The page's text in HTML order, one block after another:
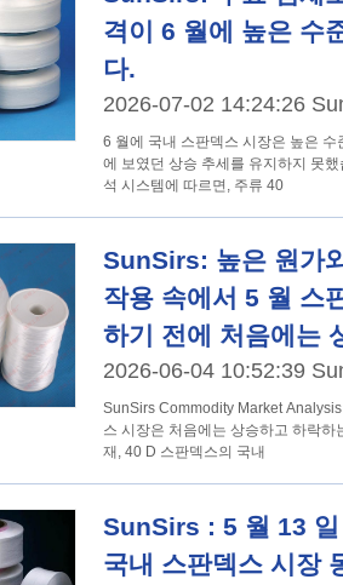
격이 6 월에 높은 수
다.
2026-07-02 14:24:26
6 월에 국내 스판덱스 시장은 높은
에 보였던 상승 추세를 유지하지 못
석 시스템에 따르면, 주류 40
SunSirs: 높은 원가
작용 속에서 5 월 스
하기 전에 처음에는
2026-06-04 10:52:39
SunSirs Commodity Market
스 시장은 처음에는 상승하고 하락
재, 40 D 스판덱스의 국내
SunSirs : 5 월 13
국내 스판덱스 시장